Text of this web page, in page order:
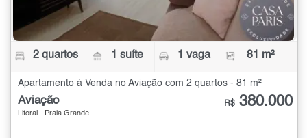
2 quartos 1 suíte 1 vaga 81 m²
Apartamento à Venda no Aviação com 2 quartos - 81 m²
Aviação
Litoral - Praia Grande
R$ 380.000